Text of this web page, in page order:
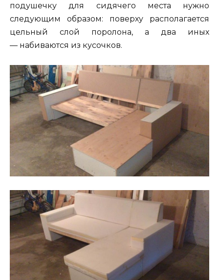
подушечку для сидячего места нужно
следующим образом: поверху располагается
цельный слой поролона, а два иных
— набиваются из кусочков.